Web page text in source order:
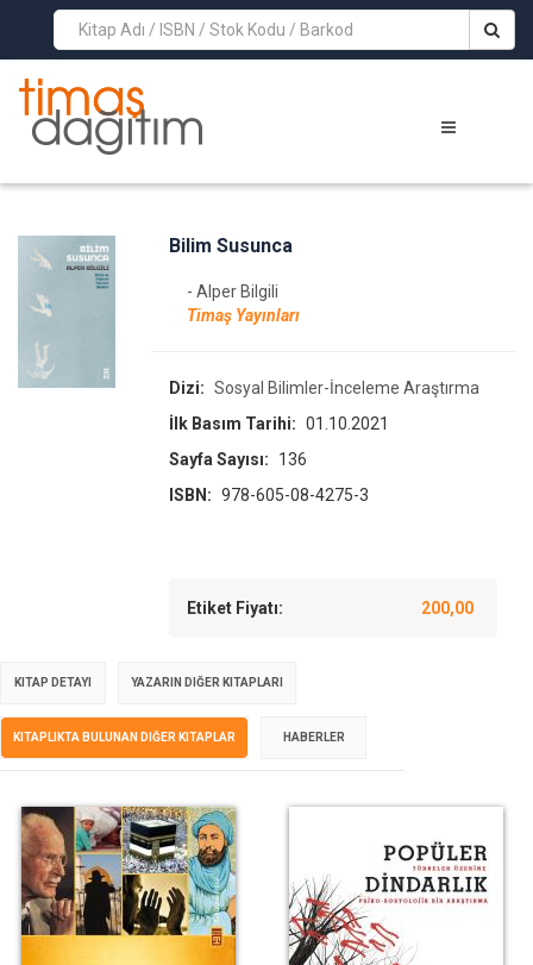
>
Bilim Susunca
- Alper Bilgili
Timaş Yayınları
Dizi: Sosyal Bilimler-İnceleme Araştırma
İlk Basım Tarihi: 01.10.2021
Sayfa Sayısı:
136
ISBN: 978-605-08-4275-3
Etiket Fiyatı: 200,00
KITAP DETAYI YAZARIN DIĞER KITAPLARI
KITAPLIKTA BULUNAN DIĞER KITAPLAR HABERLER